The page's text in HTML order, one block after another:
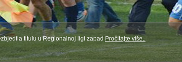
titulu u Regionalnoj ligi zapad Pročitajte više..
4